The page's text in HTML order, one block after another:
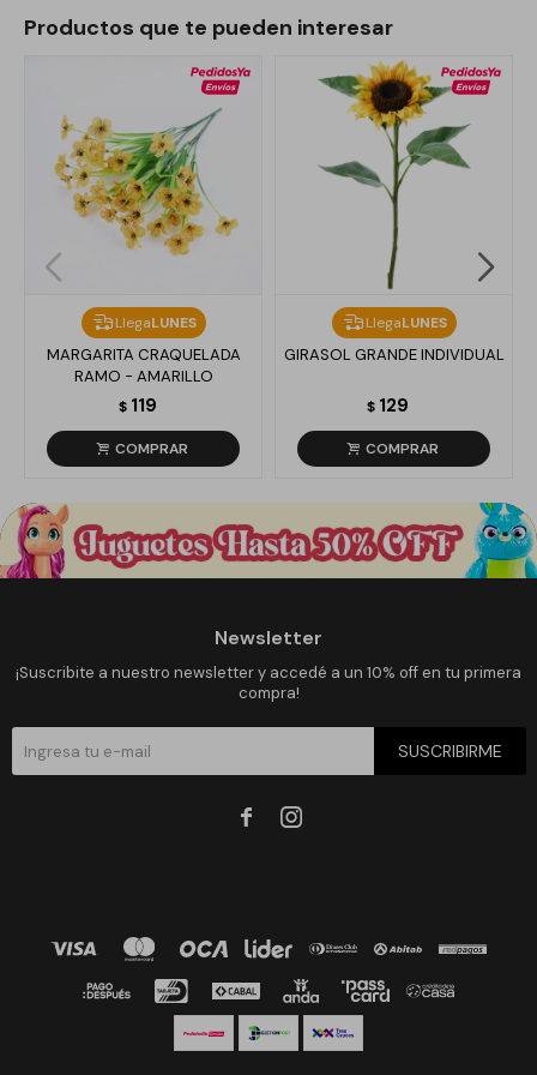
Productos que te pueden interesar
LlegaLUNES
MARGARITA CRAQUELADA
RAMO - AMARILLO
$ 119
LlegaLUNES
GIRASOL GRANDE INDIVIDUAL
$ 129
Newsletter
¡Suscribite a nuestro newsletter y accedé a un 10% off en tu primera
compra!
SUSCRIBIRME
 